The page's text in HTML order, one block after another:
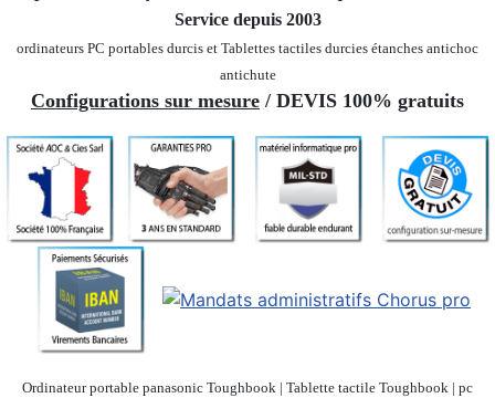
Service depuis 2003
ordinateurs PC portables durcis et Tablettes tactiles durcies étanches antichoc
antichute
Configurations sur mesure / DEVIS 100% gratuits
Ordinateur portable panasonic Toughbook | Tablette tactile Toughbook | pc